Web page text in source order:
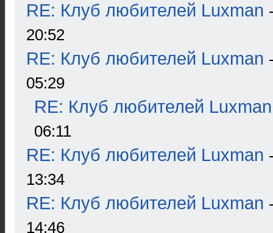
RE: Клуб любителей Luxman
20:52
RE: Клуб любителей Luxman
05:29
RE: Клуб любителей Luxman
06:11
RE: Клуб любителей Luxman
13:34
RE: Клуб любителей Luxman
14:46